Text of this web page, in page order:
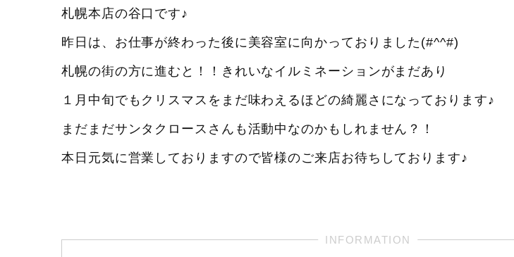
札幌本店の谷口です♪
昨日は、お仕事が終わった後に美容室に向かっておりました(#^^#)
札幌の街の方に進むと！！きれいなイルミネーションがまだあり
１月中旬でもクリスマスをまだ味わえるほどの綺麗さになっております♪
まだまだサンタクロースさんも活動中なのかもしれません？！
本日元気に営業しておりますので皆様のご来店お待ちしております♪